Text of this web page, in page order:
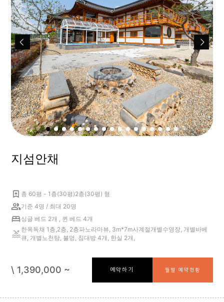
지섬안채
총 60평 - 1층(30평)2층(30평) 형
기준 4명 / 최대 20명
싱글 베드 2개 , 퀸 베드 4개
한옥독채 1층,2층, 2층파노라마뷰, 3m*7m사계절개별수영장, 개별바베
큐, 개별노천탕, 불멍, 침대방 4개, 한실 2개,
\ 1,390,000 ~ 예약하기 월별 예약현황